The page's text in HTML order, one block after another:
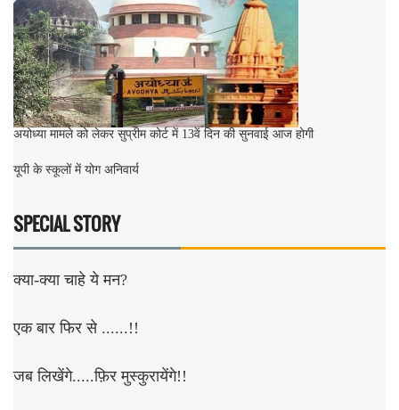
अयोध्या मामले को लेकर सुप्रीम कोर्ट में 13वें दिन की सुनवाई आज होगी
यूपी के स्कूलों में योग अनिवार्य
SPECIAL STORY
क्या-क्या चाहे ये मन?
एक बार फिर से ......!!
जब लिखेंगे.....फ़िर मुस्कुरायेंगे!!